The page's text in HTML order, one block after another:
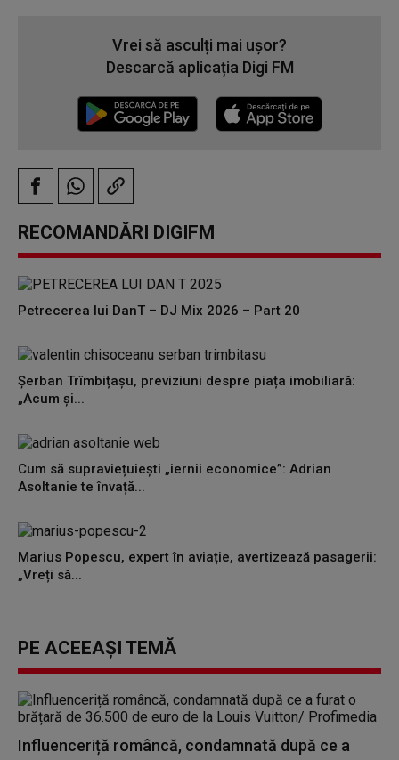
Vrei să asculți mai ușor?
Descarcă aplicația Digi FM
RECOMANDĂRI DIGIFM
Petrecerea lui DanT – DJ Mix 2026 – Part 20
Șerban Trîmbițașu, previziuni despre piața imobiliară:
„Acum și...
Cum să supraviețuiești „iernii economice”: Adrian
Asoltanie te învață...
Marius Popescu, expert în aviație, avertizează pasagerii:
„Vreți să...
PE ACEEAȘI TEMĂ
Influenceriță româncă, condamnată după ce a